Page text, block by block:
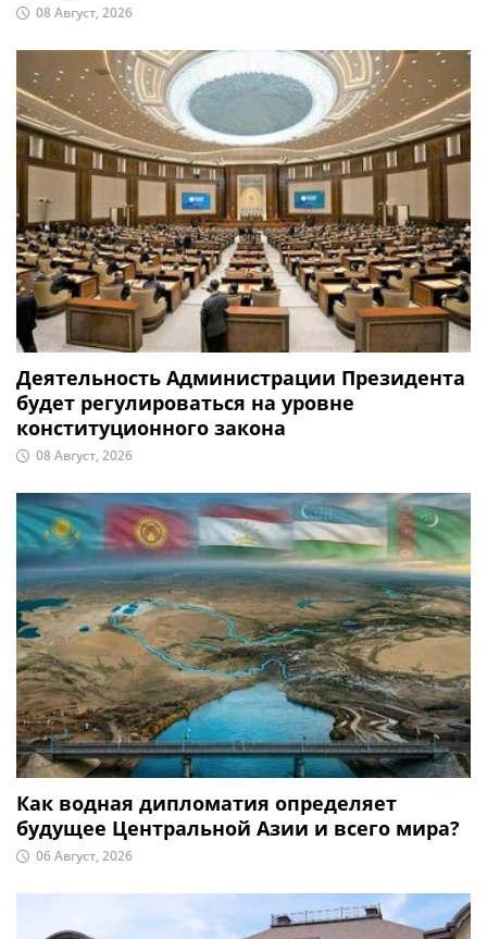
08 Август, 2026
Деятельность Администрации Президента
будет регулироваться на уровне
конституционного закона
08 Август, 2026
Как водная дипломатия определяет
будущее Центральной Азии и всего мира?
06 Август, 2026